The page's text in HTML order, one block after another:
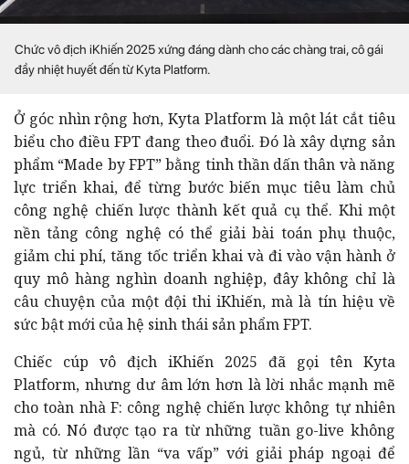
Chức vô địch iKhiến 2025 xứng đáng dành cho các chàng trai, cô gái
đầy nhiệt huyết đến từ Kyta Platform.
Ở góc nhìn rộng hơn, Kyta Platform là một lát cắt tiêu
biểu cho điều FPT đang theo đuổi. Đó là xây dựng sản
phẩm “Made by FPT” bằng tinh thần dấn thân và năng
lực triển khai, để từng bước biến mục tiêu làm chủ
công nghệ chiến lược thành kết quả cụ thể. Khi một
nền tảng công nghệ có thể giải bài toán phụ thuộc,
giảm chi phí, tăng tốc triển khai và đi vào vận hành ở
quy mô hàng nghìn doanh nghiệp, đây không chỉ là
câu chuyện của một đội thi iKhiến, mà là tín hiệu về
sức bật mới của hệ sinh thái sản phẩm FPT.
Chiếc cúp vô địch iKhiến 2025 đã gọi tên Kyta
Platform, nhưng dư âm lớn hơn là lời nhắc mạnh mẽ
cho toàn nhà F: công nghệ chiến lược không tự nhiên
mà có. Nó được tạo ra từ những tuần go-live không
ngủ, từ những lần “va vấp” với giải pháp ngoại để